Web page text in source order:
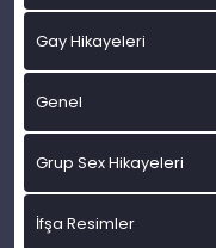
Gay Hikayeleri
Genel
Grup Sex Hikayeleri
İfşa Resimler